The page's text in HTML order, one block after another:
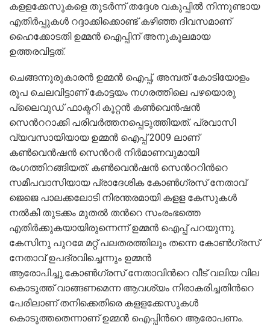
കളളക്കേസുകളെ തുടര്‍ന്ന് തദ്ദേശ വകുപ്പില്‍ നിന്നുണ്ടായ
എതിര്‍പ്പുകള്‍ റദ്ദാക്കിക്കൊണ്ട് കഴിഞ്ഞ ദിവസമാണ്
ഹൈക്കോടതി ഉമ്മന്‍ ഐപ്പിന് അനുകൂലമായ
ഉത്തരവിട്ടത്.
ചെങ്ങന്നൂരുകാരന്‍ ഉമ്മന്‍ ഐപ്പ്, അമ്പത് കോടിയോളം
രൂപ ചെലവിട്ടാണ് കോട്ടയം നഗരത്തിലെ പഴയൊരു
പ്ലൈവുഡ് ഫാക്ടറി കൂറ്റന്‍ കണ്‍വെന്‍ഷന്‍
സെന്‍ററാക്കി പരിവര്‍ത്തനപ്പെടുത്തിയത്. പ്രവാസി
വ്യവസായിയായ ഉമ്മന്‍ ഐപ്പ് 2009 ലാണ്
കണ്‍വെന്‍ഷന്‍ സെന്‍റര്‍ നിര്‍മാണവുമായി
രംഗത്തിറങ്ങിയത്. കണ്‍വെന്‍ഷന്‍ സെന്‍ററിന്‍റെ
സമീപവാസിയായ പ്രാദേശിക കോണ്‍ഗ്രസ് നേതാവ്
ജെജെ പാലക്കലോടി നിരന്തരമായി കളള കേസുകള്‍
നല്‍കി തുടക്കം മുതല്‍ തന്‍റെ സംരംഭത്തെ
എതിര്‍ക്കുകയായിരുന്നെന്ന് ഉമ്മന്‍ ഐപ്പ് പറയുന്നു.
കേസിനു പുറമേ മറ്റ് പലതരത്തിലും തന്നെ കോണ്‍ഗ്രസ്
നേതാവ് ഉപദ്രവിച്ചെന്നും ഉമ്മന്‍
ആരോപിച്ചു.കോണ്‍ഗ്രസ് നേതാവിന്‍റെ വീട് വലിയ വില
കൊടുത്ത് വാങ്ങണമെന്ന ആവശ്യം നിരാകരിച്ചതിന്‍റെ
പേരിലാണ് തനിക്കെതിരെ കളളക്കേസുകള്‍
കൊടുത്തതെന്നാണ് ഉമ്മന്‍ ഐപ്പിന്‍റെ ആരോപണം.